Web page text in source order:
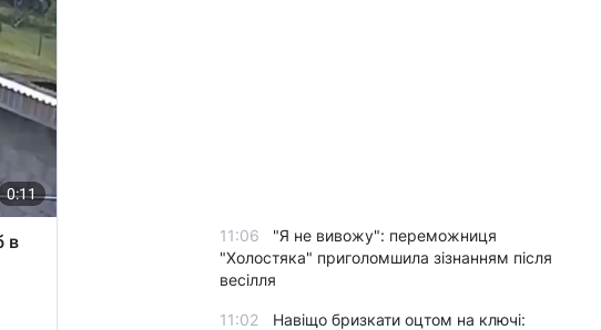
11:06
"Я не вивожу": переможниця
"Холостяка" приголомшила зізнанням після
весілля
11:02
Навіщо бризкати оцтом на ключі: